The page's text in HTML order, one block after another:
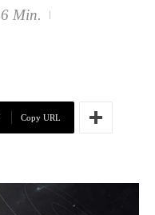
6 Min.
Copy URL